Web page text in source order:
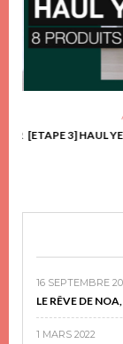
[ETAPE 3] HAUL
16 SEPTEMBRE
LE RÊVE DE
1 MARS 2022